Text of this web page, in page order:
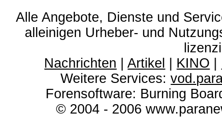
Alle Angebote, Dienste und
alleinigen Urheber- und
Nachrichten |Artikel KINO
Weitere Services:
Forensoftware: Burning
© 2004 - 2006